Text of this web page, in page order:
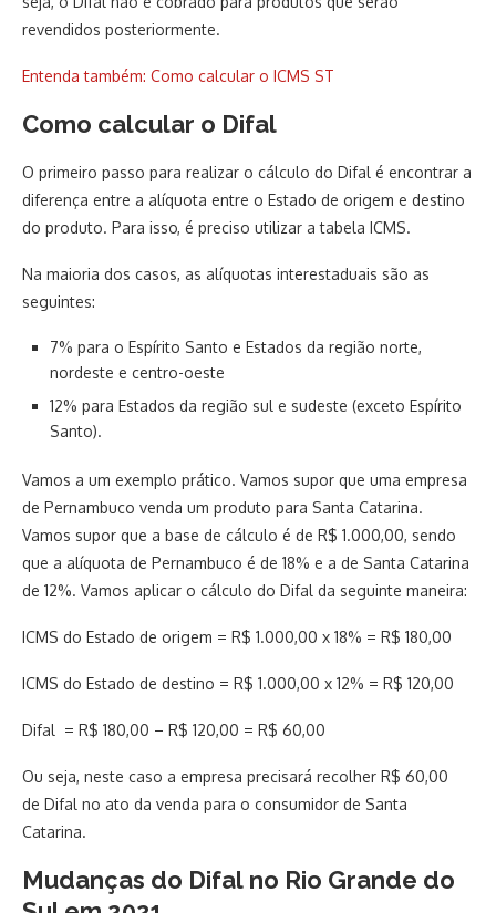
revendidos posteriormente.
Entenda também: Como calcular o ICMS ST
Como calcular o Difal
O primeiro passo para realizar o cálculo do Difal é encontrar a
diferença entre a alíquota entre o Estado de origem e destino
do produto. Para isso, é preciso utilizar a tabela ICMS.
Na maioria dos casos, as alíquotas interestaduais são as
seguintes:
7% para o Espírito Santo e Estados da região norte,
nordeste e centro-oeste
12% para Estados da região sul e sudeste (exceto Espírito
Santo).
Vamos a um exemplo prático. Vamos supor que uma empresa
de Pernambuco venda um produto para Santa Catarina.
Vamos supor que a base de cálculo é de R$ 1.000,00, sendo
que a alíquota de Pernambuco é de 18% e a de Santa Catarina
de 12%. Vamos aplicar o cálculo do Difal da seguinte maneira:
ICMS do Estado de origem = R$ 1.000,00 x 18% = R$ 180,00
ICMS do Estado de destino = R$ 1.000,00 x 12% = R$ 120,00
Difal = R$ 180,00 – R$ 120,00 = R$ 60,00
Ou seja, neste caso a empresa precisará recolher R$ 60,00
de Difal no ato da venda para o consumidor de Santa
Catarina.
Mudanças do Difal no Rio Grande do